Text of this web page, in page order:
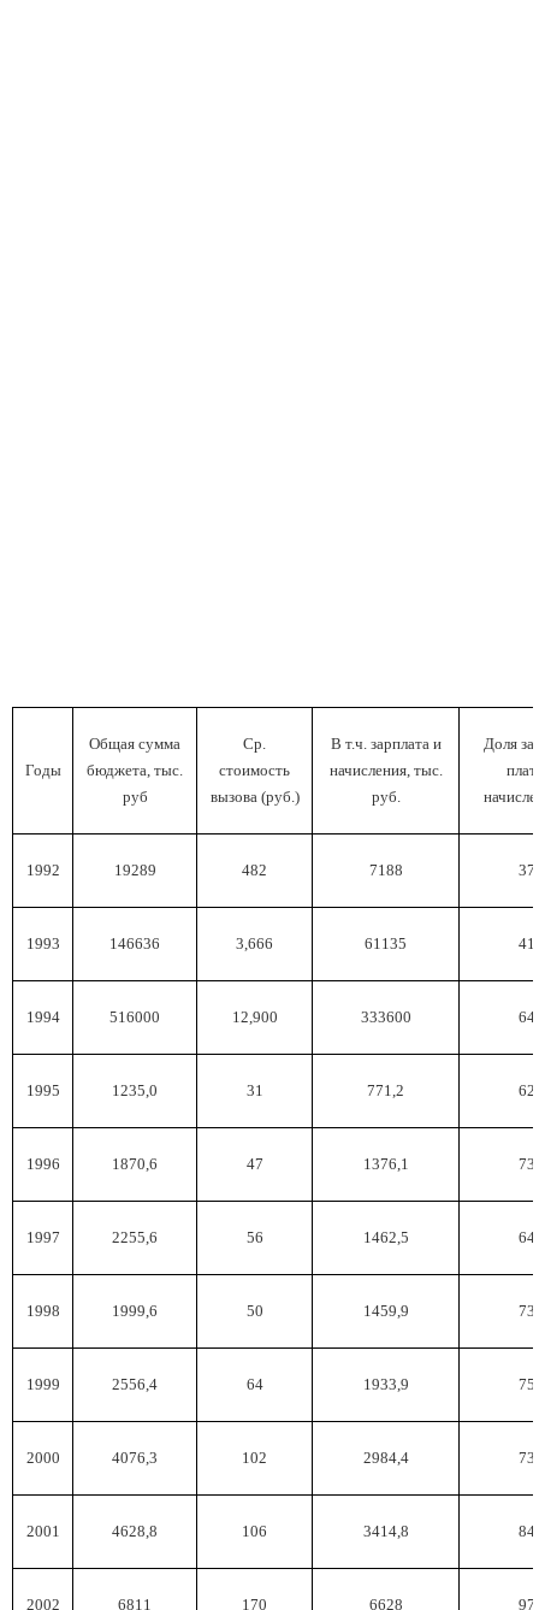
Годы
Общая сумма
бюджета, тыс.
руб
Ср.
стоимость
вызова (руб.)
В т.ч. зарплата и
начисления, тыс.
руб.
Доля
1992 19289 482 7188
1993 146636 3,666 61135
1994 516000 12,900 333600
1995 1235,0 31 771,2
1996 1870,6 47 1376,1
1997 2255,6 56 1462,5
1998 1999,6 50 1459,9
1999 2556,4 64 1933,9
2000 4076,3 102 2984,4
2001 4628,8 106 3414,8
2002 6811 170 6628